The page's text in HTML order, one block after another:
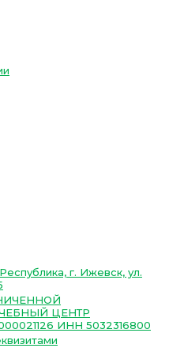
г. Ижевск, ул.
ЦЕНТР
ИНН 5032316800